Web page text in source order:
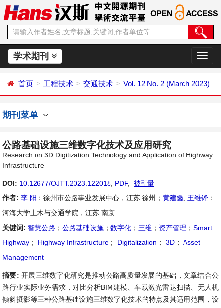
学术期刊
切
换
航
首页 工程技术 交通技术 Vol. 12 No. 2 (March 2023)
期刊菜单
公路基础设施三维数字化技术及应用研究
Research on 3D Digitization Technology and Application of Highway
Infrastructure
DOI: 10.12677/OJTT.2023.122018 PDF,
被引量
作者: 李 阳 ：徐州市公路事业发展中心，江苏 徐州； 黄建鑫 王维锋 ：
河海大学土木与交通学院，江苏 南京
关键词: 智慧公路 ； 公路基础设施 ； 数字化 ； 三维 ； 资产管理 ； Smart
Highway ； Highway Infrastructure ； Digitalization ； 3D ； Asset
Management
摘要: 开展三维数字化研究是推动公路高质量发展的基础，文章结合公
路行业实际业务需求，对比分析BIM建模、车载激光雷达扫描、无人机
倾斜摄影等三种公路基础设施三维数字化技术的特点及其适用范围，设